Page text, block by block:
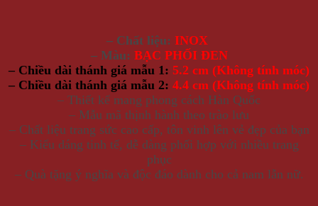
– Chất liệu: INOX
– Màu: BẠC PHỐI ĐEN
– Chiều dài thánh giá mẫu 1: 5.2 cm (Không tính móc)
– Chiều dài thánh giá mẫu 2: 4.4 cm (Không tính móc)
– Thiết kế mang phong cách Hàn Quốc
– Mẫu mã thịnh hành theo trào lưu
– Chất liệu trang sức cao cấp, tôn vinh lên vẻ đẹp của bạn
– Kiểu dáng tinh tế, dễ dàng phối hợp với nhiều trang
phục
– Quà tặng ý nghĩa và độc đáo dành cho cả nam lẫn nữ.